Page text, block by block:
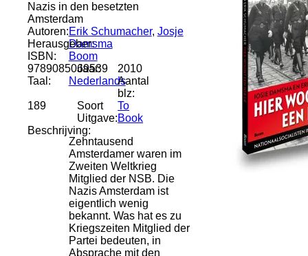
Nazis in den besetzten
Amsterdam
Autoren:Erik Schumacher, Josje
Damsma
Herausgeber:
Boom
ISBN:
9789085069539
Jaar:
2010
Taal:
NederlandsAantal
blz:
189
Soort
Uitgave:
To
Book
Beschrijving:
Zehntausend
Amsterdamer waren im
Zweiten Weltkrieg
Mitglied der NSB. Die
Nazis Amsterdam ist
eigentlich wenig
bekannt. Was hat es zu
Kriegszeiten Mitglied der
Partei bedeuten, in
Absprache mit den